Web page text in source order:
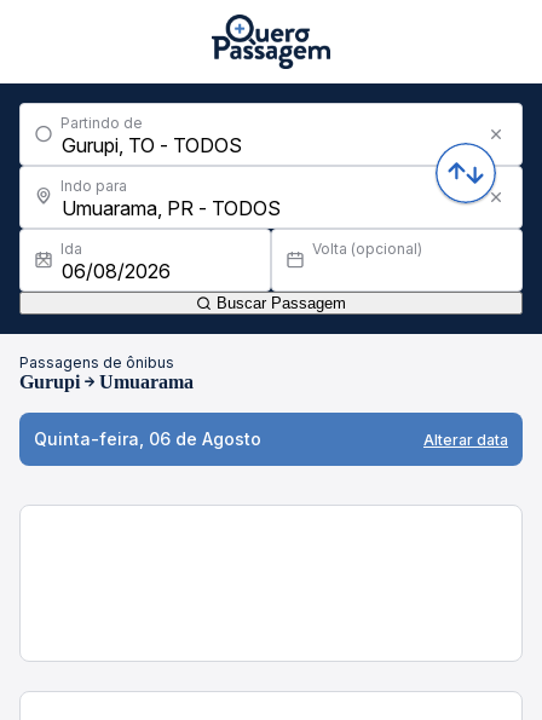
Partindo de
Indo para
Ida Volta (opcional)
Buscar Passagem
Passagens de ônibus
Gurupi Umuarama
Quinta-feira, 06 de Agosto Alterar data